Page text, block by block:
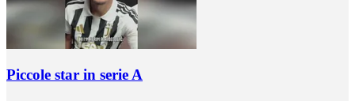
Piccole star in serie A